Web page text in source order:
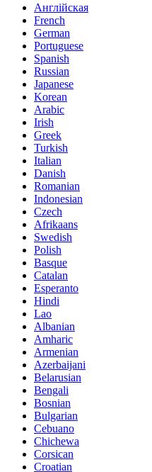
Англійская
French
German
Portuguese
Spanish
Russian
Japanese
Korean
Arabic
Irish
Greek
Turkish
Italian
Danish
Romanian
Indonesian
Czech
Afrikaans
Swedish
Polish
Basque
Catalan
Esperanto
Hindi
Lao
Albanian
Amharic
Armenian
Azerbaijani
Belarusian
Bengali
Bosnian
Bulgarian
Cebuano
Chichewa
Corsican
Croatian